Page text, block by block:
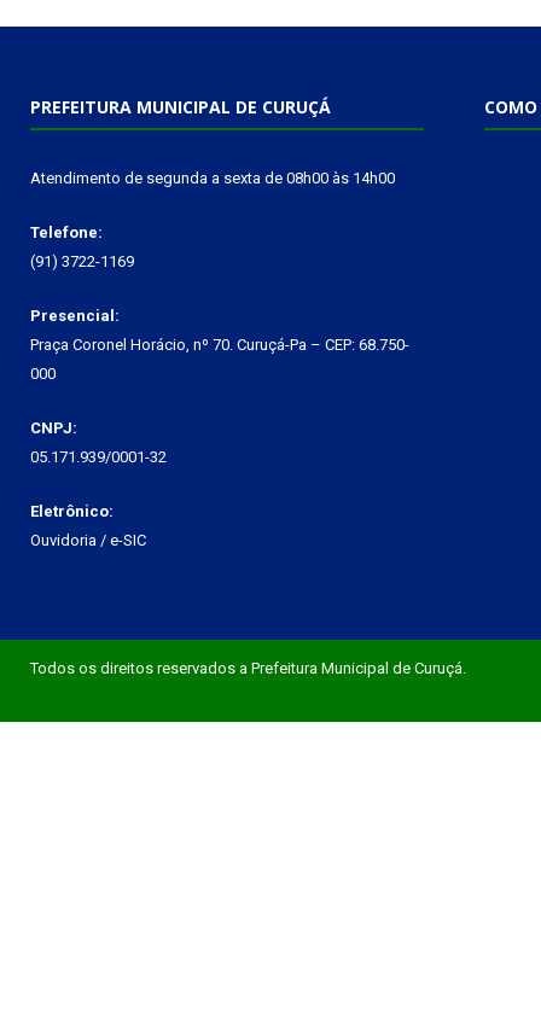
PREFEITURA MUNICIPAL DE CURUÇÁ
Atendimento de segunda a sexta de 08h00 às 14h00
Telefone:
(91) 3722-1169
Presencial:
Praça Coronel Horácio, nº 70. Curuçá-Pa – CEP: 68.750-
000
CNPJ:
05.171.939/0001-32
Eletrônico:
Ouvidoria / e-SIC
COMO
Todos os direitos reservados a Prefeitura Municipal de Curuçá.